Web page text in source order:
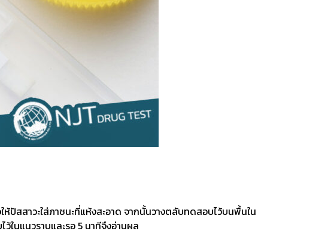
สาวะใส่ภาชนะที่แห้งสะอาด จากนั้นวางตลับทดสอบไว้บนพื้นใน
นแนวราบและรอ 5 นาทีจึงอ่านผล